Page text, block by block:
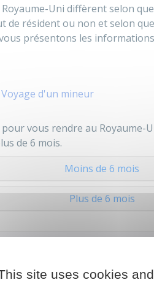
Uni diffèrent selon
de résident ou non et selon
présentons les
Voyage d'un mineur
pour vous rendre au
de 6 mois.
Moins de 6 mois
Plus de 6 mois
de séjour au Royaume-Uni
site uses cookies